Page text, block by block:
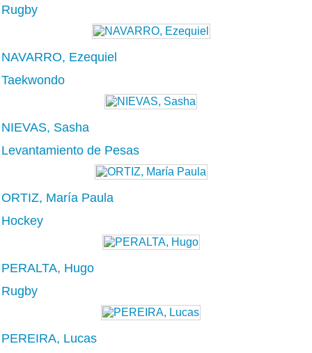
Rugby
NAVARRO, Ezequiel
Taekwondo
NIEVAS, Sasha
Levantamiento de Pesas
ORTIZ, María Paula
Hockey
PERALTA, Hugo
Rugby
PEREIRA, Lucas